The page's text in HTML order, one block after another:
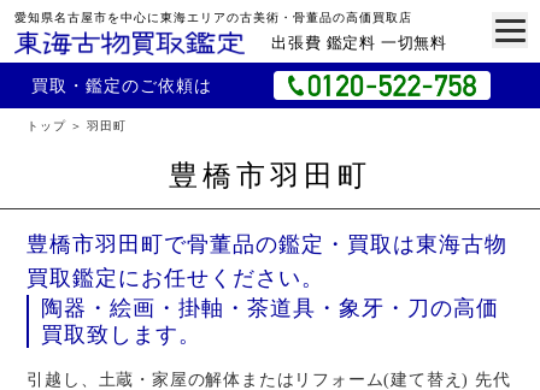
愛知県名古屋市を中心に東海エリアの古美術・骨董品の高価買取店
出張費 鑑定料 一切無料
買取・鑑定のご依頼は
トップ 羽田町
豊橋市羽田町
豊橋市羽田町で骨董品の鑑定・買取は東海古物
買取鑑定にお任せください。
陶器・絵画・掛軸・茶道具・象牙・刀の高価
買取致します。
引越し、土蔵・家屋の解体またはリフォーム(建て替え) 先代